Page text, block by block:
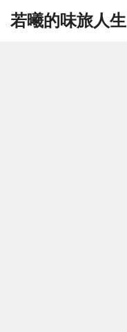
若曦的味旅人生